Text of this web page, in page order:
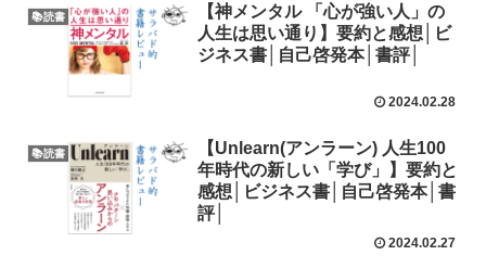
📚読書
【神メンタル 「心が強い人」の
人生は思い通り】要約と感想│ビ
ジネス書│自己啓発本│書評│
2024.02.28
📚読書
【Unlearn(アンラーン) 人生100
年時代の新しい「学び」】要約と
感想│ビジネス書│自己啓発本│書
評│
2024.02.27